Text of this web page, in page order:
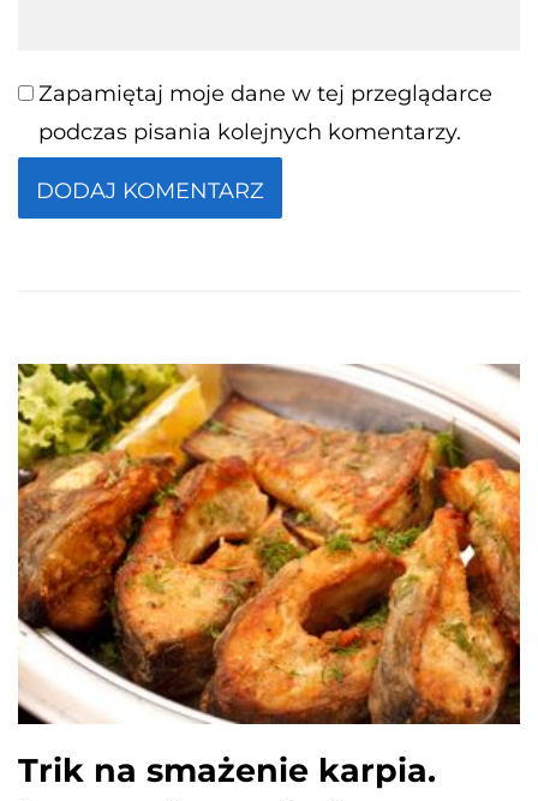
Zapamiętaj moje dane w tej przeglądarce
podczas pisania kolejnych komentarzy.
Trik na smażenie karpia.